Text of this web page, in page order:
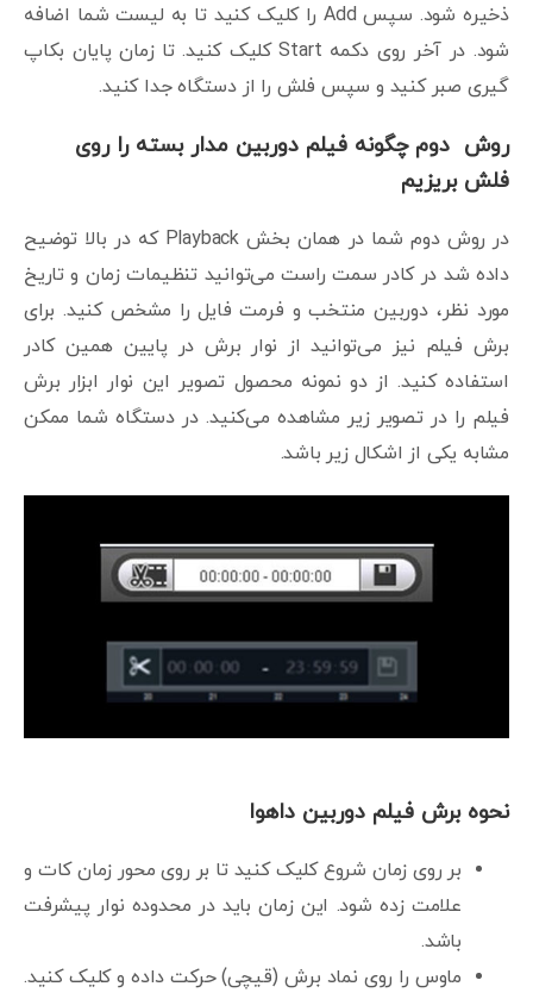
ذخیره شود. سپس Add را کلیک کنید تا به لیست شما اضافه
شود. در آخر روی دکمه Start کلیک کنید. تا زمان پایان بکاپ
گیری صبر کنید و سپس فلش را از دستگاه جدا کنید.
روش دوم چگونه فیلم دوربین مدار بسته را روی
فلش بریزیم
در روش دوم شما در همان بخش Playback که در بالا توضیح
داده شد در کادر سمت راست می‌توانید تنظیمات زمان و تاریخ
مورد نظر، دوربین منتخب و فرمت فایل را مشخص کنید. برای
برش فیلم نیز می‌توانید از نوار برش در پایین همین کادر
استفاده کنید. از دو نمونه محصول تصویر این نوار ابزار برش
فیلم را در تصویر زیر مشاهده می‌کنید. در دستگاه شما ممکن
مشابه یکی از اشکال زیر باشد.
نحوه برش فیلم دوربین داهوا
بر روی زمان شروع کلیک کنید تا بر روی محور زمان کات و
علامت زده شود. این زمان باید در محدوده نوار پیشرفت
باشد.
ماوس را روی نماد برش (قیچی) حرکت داده و کلیک کنید.